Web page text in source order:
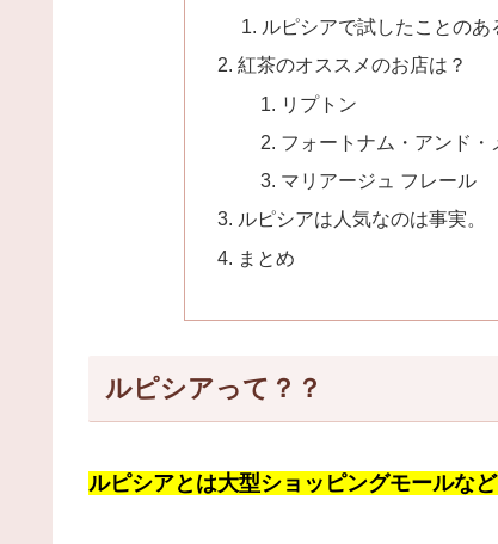
ルピシアで試したことのあ
紅茶のオススメのお店は？
リプトン
フォートナム・アンド・
マリアージュ フレール
ルピシアは人気なのは事実。
まとめ
ルピシアって？？
ルピシアとは大型ショッピングモールな